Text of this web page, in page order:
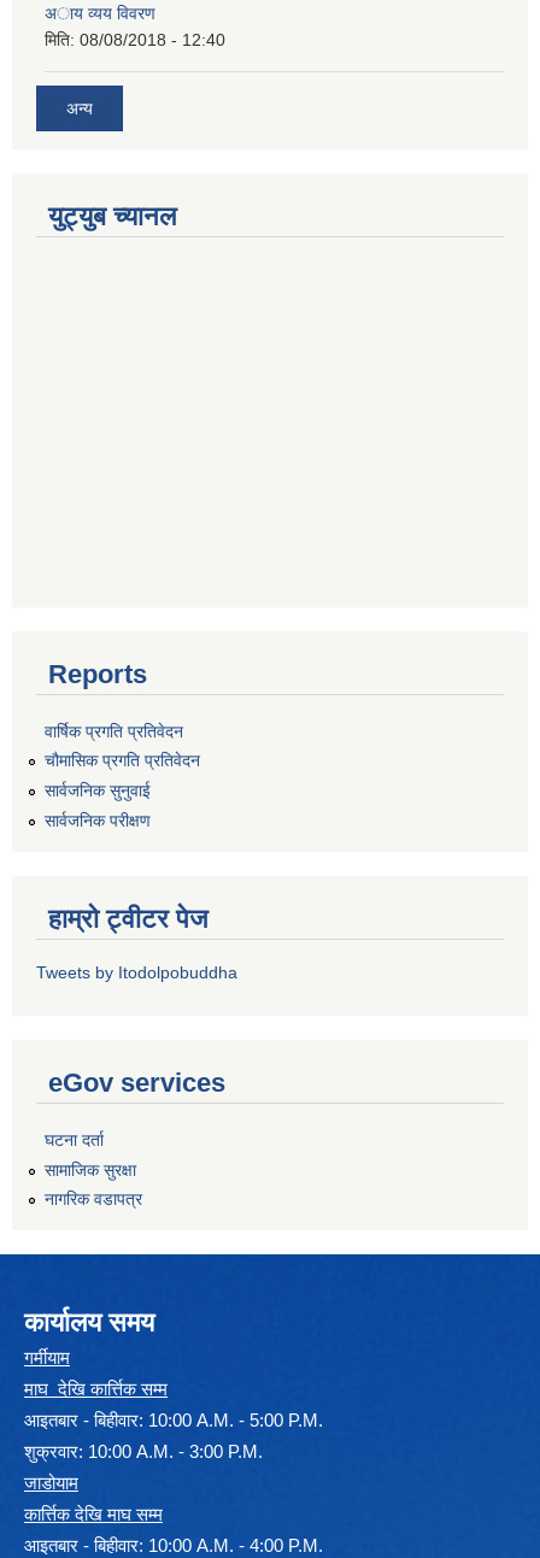
अाय व्यय विवरण
मिति: 08/08/2018 - 12:40
अन्य
युट्युब च्यानल
Reports
वार्षिक प्रगति प्रतिवेदन
चौमासिक प्रगति प्रतिवेदन
सार्वजनिक सुनुवाई
सार्वजनिक परीक्षण
हाम्रो ट्वीटर पेज
Tweets by Itodolpobuddha
eGov services
घटना दर्ता
सामाजिक सुरक्षा
नागरिक वडापत्र
कार्यालय समय
गर्मीयाम
माघ देखि कार्त्तिक सम्म
आइतबार - बिहीवार: 10:00 A.M. - 5:00 P.M.
शुक्रवार: 10:00 A.M. - 3:00 P.M.
जाडोयाम
कार्त्तिक देखि माघ सम्म
आइतबार - बिहीवार: 10:00 A.M. - 4:00 P.M.